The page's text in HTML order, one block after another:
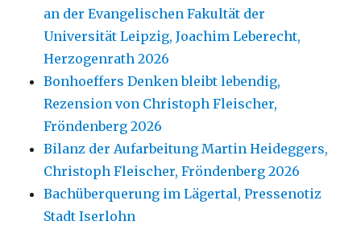
an der Evangelischen Fakultät der
Universität Leipzig, Joachim Leberecht,
Herzogenrath 2026
Bonhoeffers Denken bleibt lebendig,
Rezension von Christoph Fleischer,
Fröndenberg 2026
Bilanz der Aufarbeitung Martin Heideggers,
Christoph Fleischer, Fröndenberg 2026
Bachüberquerung im Lägertal, Pressenotiz
Stadt Iserlohn